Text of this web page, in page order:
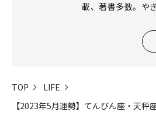
載、著書多数。や
TOP
LIFE
【2023年5月運勢】てんびん座・天秤